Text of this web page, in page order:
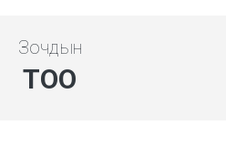
Зочдын
ТОО